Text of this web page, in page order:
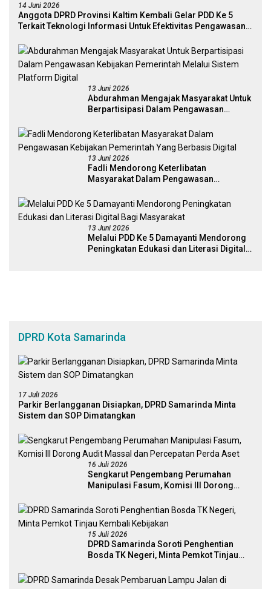
14 Juni 2026
Anggota DPRD Provinsi Kaltim Kembali Gelar PDD Ke 5
Terkait Teknologi Informasi Untuk Efektivitas Pengawasan
13 Juni 2026
Abdurahman Mengajak Masyarakat Untuk
Berpartisipasi Dalam Pengawasan
Platform Digital
13 Juni 2026
Fadli Mendorong Keterlibatan
Masyarakat Dalam Pengawasan
Digital
13 Juni 2026
Melalui PDD Ke 5 Damayanti Mendorong
Peningkatan Edukasi dan Literasi Digital
DPRD Kota Samarinda
17 Juli 2026
Parkir Berlangganan Disiapkan, DPRD Samarinda Minta
Sistem dan SOP Dimatangkan
16 Juli 2026
Sengkarut Pengembang Perumahan
Manipulasi Fasum, Komisi III Dorong
15 Juli 2026
DPRD Samarinda Soroti Penghentian
Bosda TK Negeri, Minta Pemkot Tinjau